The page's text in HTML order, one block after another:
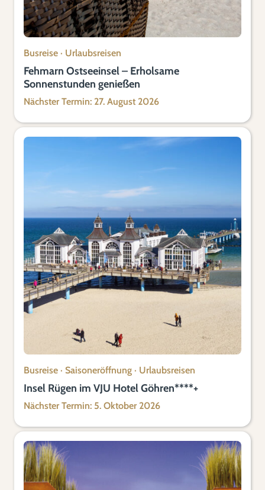
Busreise · Urlaubsreisen
Fehmarn Ostseeinsel – Erholsame
Sonnenstunden genießen
Nächster Termin: 27. August 2026
Busreise · Saisoneröffnung · Urlaubsreisen
Insel Rügen im VJU Hotel Göhren****+
Nächster Termin: 5. Oktober 2026